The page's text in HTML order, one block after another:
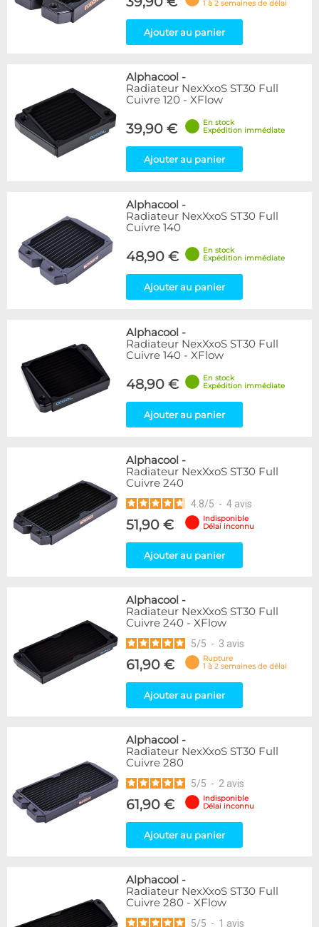
1 à 2 semaines de délai
Ajouter au panier
Alphacool -
Radiateur NexXxoS ST30 Full
Cuivre 120 - XFlow
39,90 €
En stock
Expédition immédiate
Ajouter au panier
Alphacool -
Radiateur NexXxoS ST30 Full
Cuivre 140
48,90 €
En stock
Expédition immédiate
Ajouter au panier
Alphacool -
Radiateur NexXxoS ST30 Full
Cuivre 140 - XFlow
48,90 €
En stock
Expédition immédiate
Ajouter au panier
Alphacool -
Radiateur NexXxoS ST30 Full
Cuivre 240
4.8/5 - 4 avis
51,90 €
Indisponible
Délai inconnu
Ajouter au panier
Alphacool -
Radiateur NexXxoS ST30 Full
Cuivre 240 - XFlow
5/5 - 3 avis
61,90 €
Rupture
1 à 2 semaines de délai
Ajouter au panier
Alphacool -
Radiateur NexXxoS ST30 Full
Cuivre 280
5/5 - 2 avis
61,90 €
Indisponible
Délai inconnu
Ajouter au panier
Alphacool -
Radiateur NexXxoS ST30 Full
Cuivre 280 - XFlow
5/5 - 1 avis